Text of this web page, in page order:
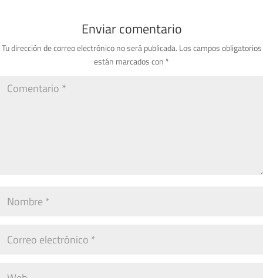
Enviar comentario
Tu dirección de correo electrónico no será publicada. Los campos obligatorios
están marcados con *